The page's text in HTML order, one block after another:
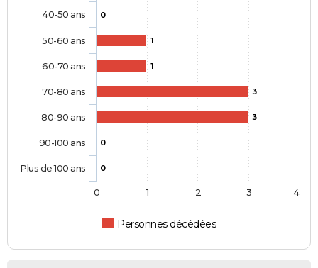
0
1
1
3
3
0
0
Personnes décédées
40-50 ans
50-60 ans
60-70 ans
70-80 ans
80-90 ans
90-100 ans
Plus de 100 ans
0 1 2 3 4